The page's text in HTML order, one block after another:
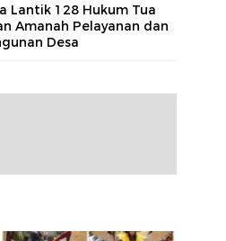
Lantik 128 Hukum Tua
Amanah Pelayanan dan
Desa